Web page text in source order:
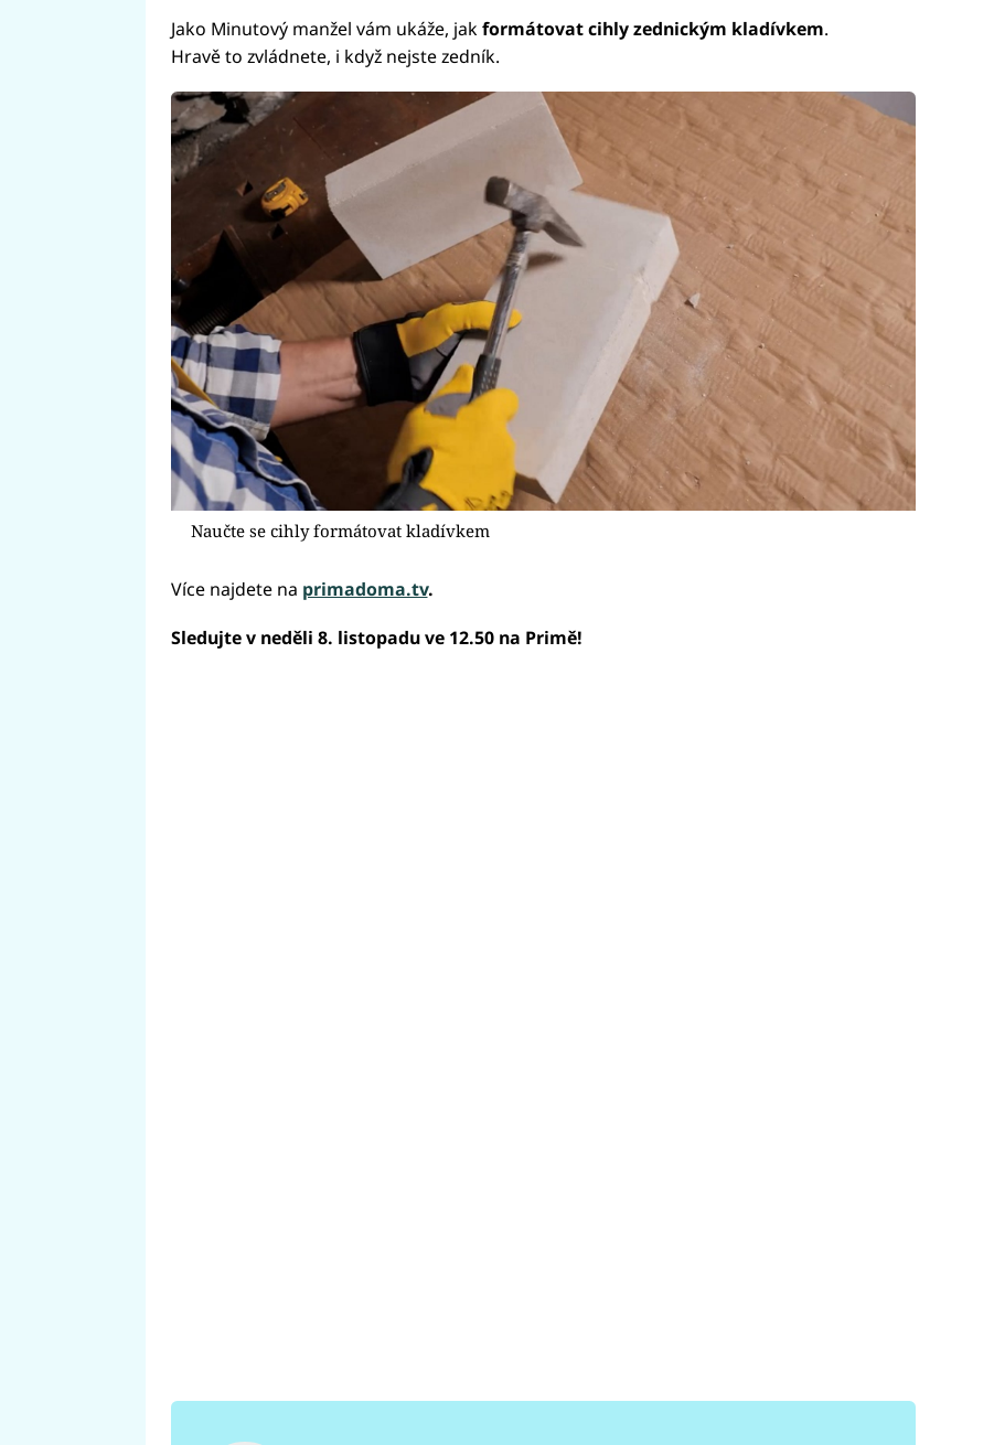
Jako Minutový manžel vám ukáže, jak formátovat cihly zednickým kladívkem.
Hravě to zvládnete, i když nejste zedník.
Naučte se cihly formátovat kladívkem
Více najdete na primadoma.tv.
Sledujte v neděli 8. listopadu ve 12.50 na Primě!